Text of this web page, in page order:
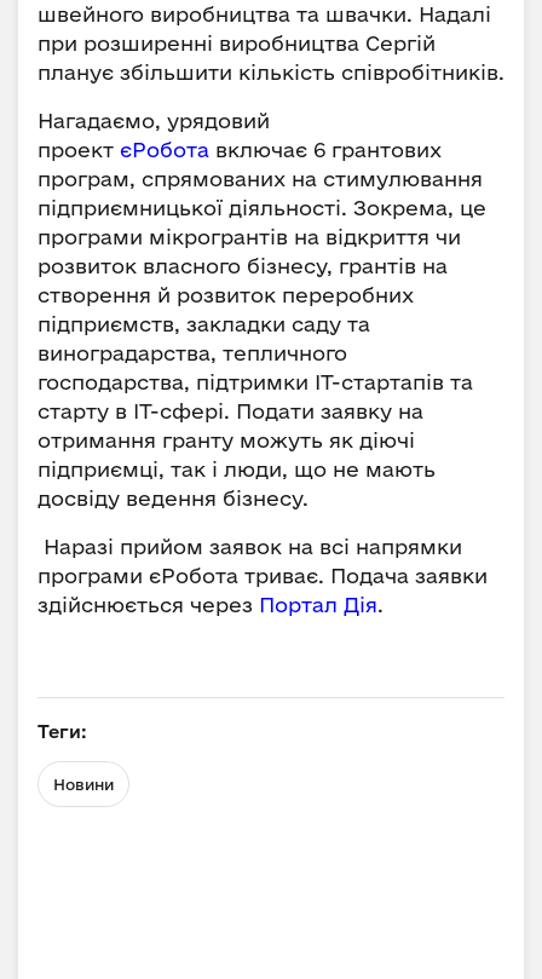
швейного виробництва та швачки. Надалі
при розширенні виробництва Сергій
планує збільшити кількість співробітників.
Нагадаємо, урядовий
проект єРобота включає 6 грантових
програм, спрямованих на стимулювання
підприємницької діяльності. Зокрема, це
програми мікрогрантів на відкриття чи
розвиток власного бізнесу, грантів на
створення й розвиток переробних
підприємств, закладки саду та
виноградарства, тепличного
господарства, підтримки ІТ-стартапів та
старту в ІТ-сфері. Подати заявку на
отримання гранту можуть як діючі
підприємці, так і люди, що не мають
досвіду ведення бізнесу.
Наразі прийом заявок на всі напрямки
програми єРобота триває. Подача заявки
здійснюється через Портал Дія.
Теги:
Новини